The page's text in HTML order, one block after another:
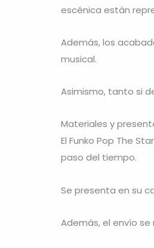
escénica están
Además, los
musical.
Asimismo, tanto si
Materiales y
El Funko Pop The
paso del tiempo.
Se presenta en su
Además, el envío